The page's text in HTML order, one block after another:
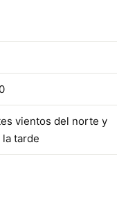
vientos del norte y
tarde